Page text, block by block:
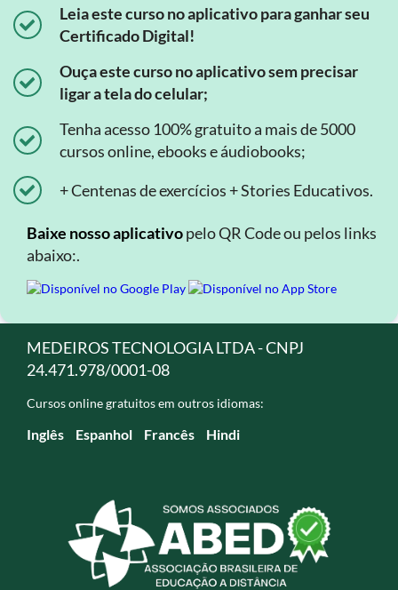
Leia este curso no aplicativo para ganhar seu
Certificado Digital!
Ouça este curso no aplicativo sem precisar
ligar a tela do celular;
Tenha acesso 100% gratuito a mais de 5000
cursos online, ebooks e áudiobooks;
+ Centenas de exercícios + Stories Educativos.
Baixe nosso aplicativopelo QR Code ou pelos links
abaixo:.
MEDEIROS TECNOLOGIA LTDA - CNPJ
24.471.978/0001-08
Cursos online gratuitos em outros idiomas:
Inglês Espanhol Francês Hindi